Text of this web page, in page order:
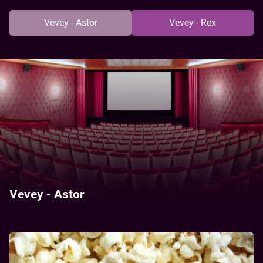
Vevey - Astor Vevey - Rex
Vevey - Astor